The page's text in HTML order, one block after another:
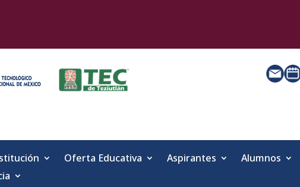
Oferta Educativa Aspirantes Alumnos